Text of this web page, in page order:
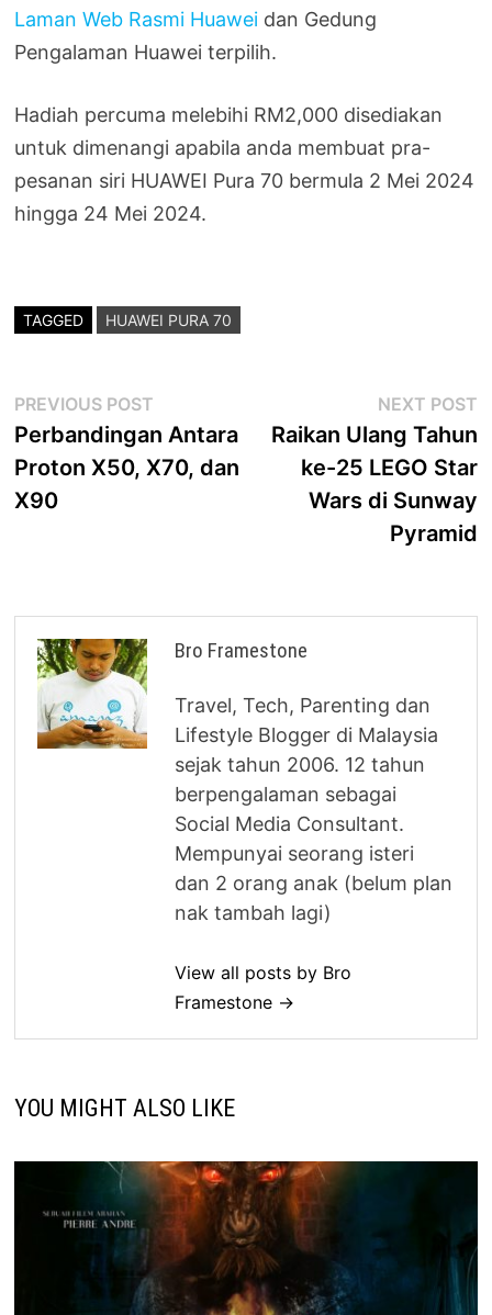
Laman Web Rasmi Huawei dan Gedung
Pengalaman Huawei terpilih.
Hadiah percuma melebihi RM2,000 disediakan
untuk dimenangi apabila anda membuat pra-
pesanan siri HUAWEI Pura 70 bermula 2 Mei 2024
hingga 24 Mei 2024.
TAGGED HUAWEI PURA 70
Post
navigation
PREVIOUS POST
post:
Perbandingan Antara
Proton X50, X70, dan
X90
NEXT POST
Raikan Ulang Tahun
ke-25 LEGO Star
Wars di Sunway
Pyramid
Bro Framestone
Travel, Tech, Parenting dan
Lifestyle Blogger di Malaysia
sejak tahun 2006. 12 tahun
berpengalaman sebagai
Social Media Consultant.
Mempunyai seorang isteri
dan 2 orang anak (belum plan
nak tambah lagi)
View all posts by Bro
Framestone →
YOU MIGHT ALSO LIKE